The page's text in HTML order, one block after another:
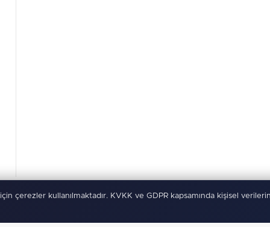
çerezler kullanılmaktadır. KVKK ve GDPR kapsamında kişisel